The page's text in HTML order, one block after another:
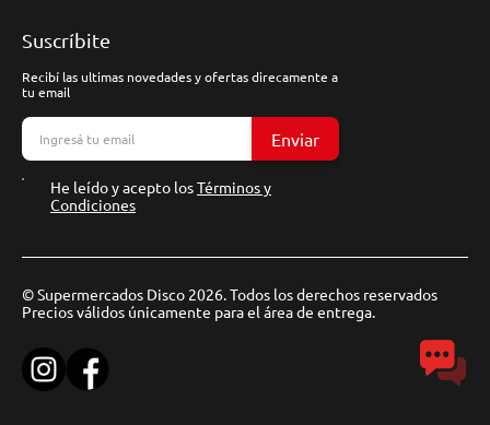
Suscríbite
Recibí las ultimas novedades y ofertas direcamente a
tu email
Enviar
He leído y acepto losTérminos y
Condiciones
© Supermercados Disco 2026. Todos los derechos reservados
Precios válidos únicamente para el área de entrega.